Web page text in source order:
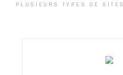
PLUSIEURS TYPES DE